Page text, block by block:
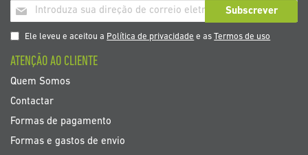
Inscrição
a
nosso
de
noticias
Subscrever
Ele leveu e aceitou a Política de privacidade e asTermos de uso
ATENÇÃO AO CLIENTE
Quem Somos
Contactar
Formas de pagamento
Formas e gastos de envio